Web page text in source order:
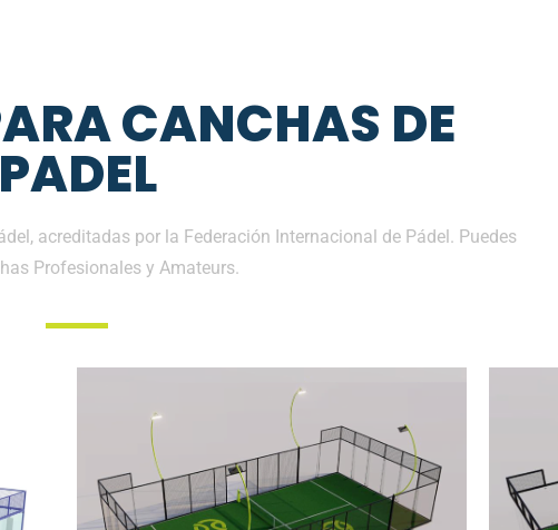
CANCHAS DE
PADEL
acreditadas por la Federación Internacional de Pádel. Puedes
Profesionales y Amateurs.